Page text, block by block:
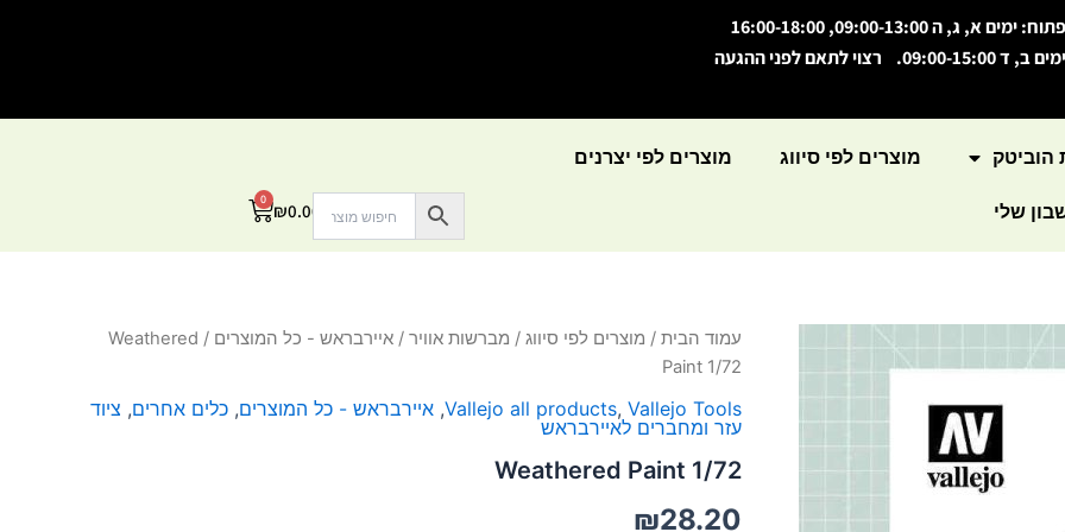
פתוח: ימים א, ג, ה 09:00-13:00, 16:00-18:00
ימים ב, ד 09:00-15:00. רצוי לתאם לפני ההגעה
הוביטק מוצרים לפי סיווג מוצרים לפי יצרנים
שלי ₪0.00
0
עגלת
עמוד הבית / מוצרים לפי סיווג / מברשות אוויר / איירבראש - כל המוצרים
/ Weathered
Paint 1/72
Vallejo all products, Vallejo Tools
, איירבראש - כל המוצרים, כלים אחרים, ציוד
עזר ומחברים לאיירבראש
Weathered Paint 1/72
₪28.20
כמות
של
Weathered
Paint
1/72